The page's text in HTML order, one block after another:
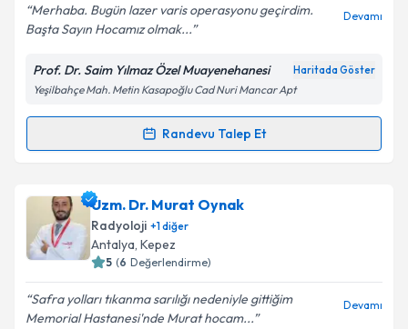
Merhaba. Bugün lazer varis operasyonu geçirdim.
Başta Sayın Hocamız olmak...
Devamı
Prof. Dr. Saim Yılmaz Özel Muayenehanesi Haritada Göster
Yeşilbahçe Mah. Metin Kasapoğlu Cad Nuri Mancar Apt
Randevu Talep Et
Randevu Takvimi Talebi
Prof. Dr. Saim Yılmaz için randevu takvimi talebi
oluşturun. Size bu uzmandan randevu almanız için bir
takvim hazırlandığında e-posta ile bilgilendireceğiz.
Uzm. Dr. Murat Oynak
Radyoloji +1diğer
Antalya, Kepez
5 (6 Değerlendirme)
Safra yolları tıkanma sarılığı nedeniyle gittiğim
Memorial Hastanesi'nde Murat hocam...
Devamı